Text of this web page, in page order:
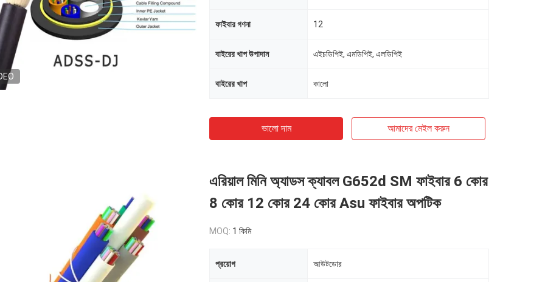
ফাইবার গণনা 12
বাইরের খাপ উপাদান এইচডিপিই, এমডিপিই, এলডিপিই
বাইরের খাপ কালো
ভালো দাম আমাদের মেইল ​​করুন
এরিয়াল মিনি অ্যাডস ক্যাবল G652d SM ফাইবার 6 কোর
8 কোর 12 কোর 24 কোর Asu ফাইবার অপটিক
MOQ: 1 কিমি
প্রয়োগ আউটডোর